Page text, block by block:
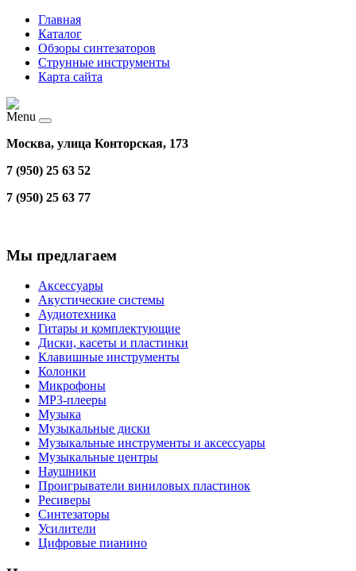
Главная
Каталог
Обзоры синтезаторов
Струнные инструменты
Карта сайта
Menu
Москва, улица Конторская, 173
7 (950) 25 63 52
7 (950) 25 63 77
Мы предлагаем
Аксессуары
Акустические системы
Аудиотехника
Гитары и комплектующие
Диски, касеты и пластинки
Клавишные инструменты
Колонки
Микрофоны
МР3-плееры
Музыка
Музыкальные диски
Музыкальные инструменты и аксессуары
Музыкальные центры
Наушники
Проигрыватели виниловых пластинок
Ресиверы
Синтезаторы
Усилители
Цифровые пианино